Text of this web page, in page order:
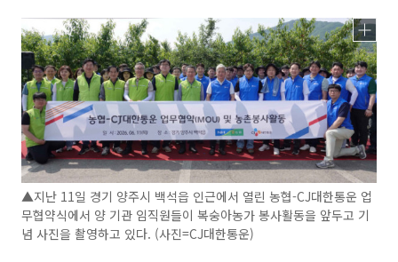
▲지난 11일 경기 양주시 백석읍 인근에서 열린 농협-CJ대한통운 업
무협약식에서 양 기관 임직원들이 복숭아농가 봉사활동을 앞두고 기
념 사진을 촬영하고 있다. (사진=CJ대한통운)